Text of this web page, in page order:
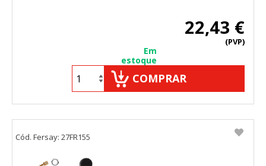
22,43 €
(PVP)
Em
estoque
COMPRAR
Cód. Fersay: 27FR155